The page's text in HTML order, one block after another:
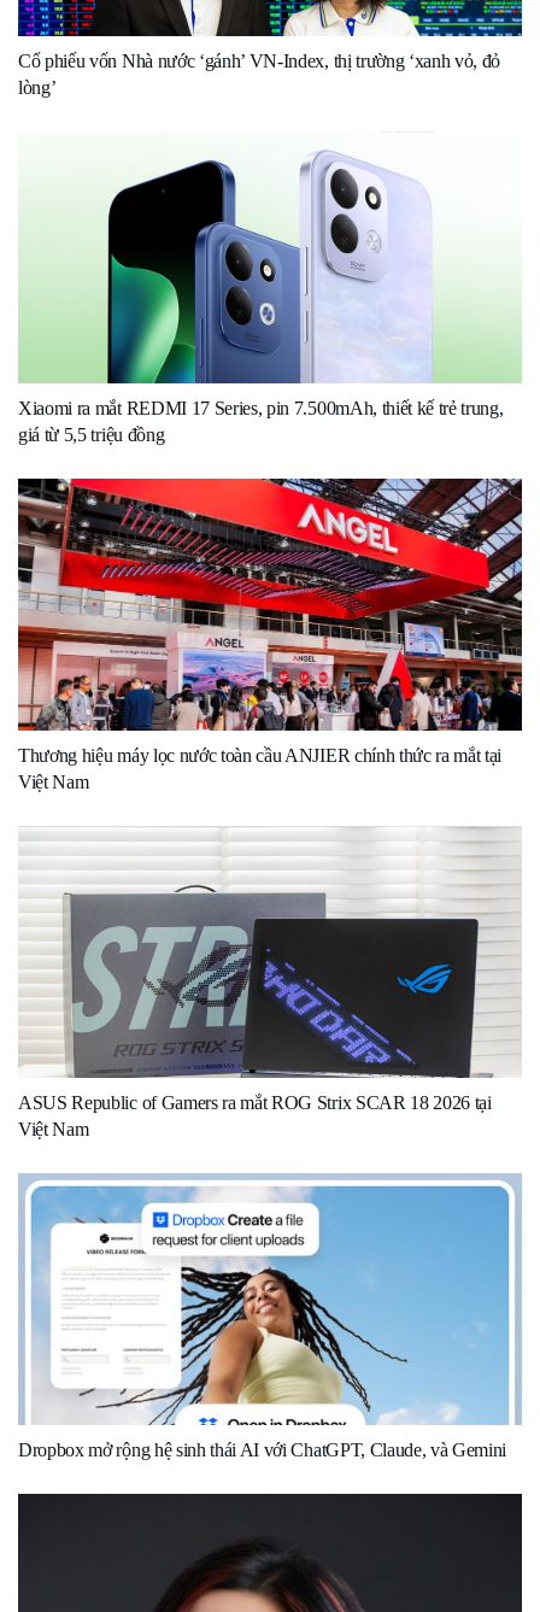
Cổ phiếu vốn Nhà nước ‘gánh’ VN-Index, thị trường ‘xanh vỏ, đỏ
lòng’
Xiaomi ra mắt REDMI 17 Series, pin 7.500mAh, thiết kế trẻ trung,
giá từ 5,5 triệu đồng
Thương hiệu máy lọc nước toàn cầu ANJIER chính thức ra mắt tại
Việt Nam
ASUS Republic of Gamers ra mắt ROG Strix SCAR 18 2026 tại
Việt Nam
Dropbox mở rộng hệ sinh thái AI với ChatGPT, Claude, và Gemini